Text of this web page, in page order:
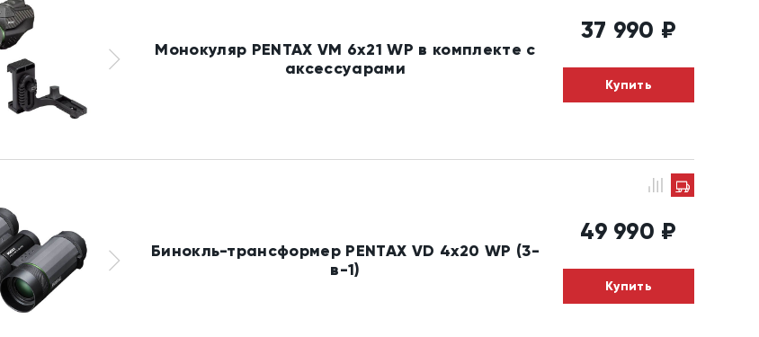
Монокуляр PENTAX VM 6x21 WP в комплекте с
аксессуарами
37 990 ₽
Купить
Бинокль-трансформер PENTAX VD 4x20 WP (3-
в-1)
49 990 ₽
Купить